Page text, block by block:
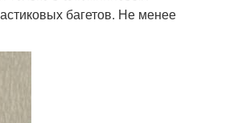
багетов. Не менее